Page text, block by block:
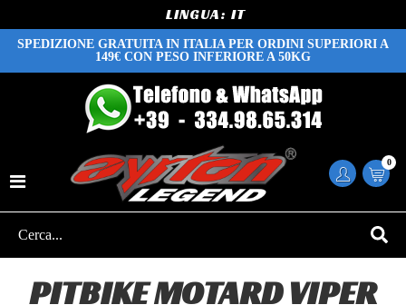
LINGUA:
SPEDIZIONE GRATUITA IN ITALIA PER ORDINI SUPERIORI A
149€ CON PESO INFERIORE A 50KG
0
PITBIKE MOTARD VIPER